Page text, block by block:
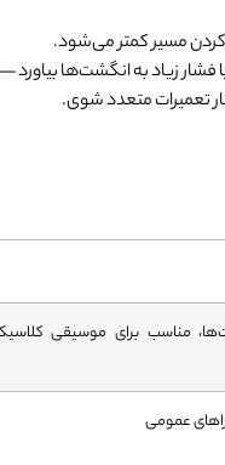
کردن مسیر کمتر می‌شود.
زیاد به انگشت‌ها بیاورد
تعمیرات متعدد شوی.
مناسب برای موسیقی
عمومی